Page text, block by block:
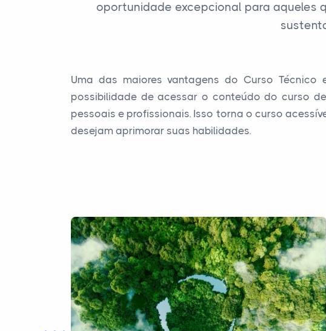
oportunidade excepcional para aqueles
Uma das maiores vantagens do Curso
possibilidade de acessar o conteúdo do curso
pessoais e profissionais. Isso torna o curso
desejam aprimorar suas habilidades.